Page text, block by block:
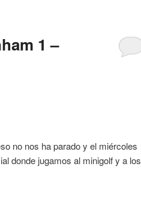
1 –
no nos ha parado y el miércoles
donde jugamos al minigolf y a los